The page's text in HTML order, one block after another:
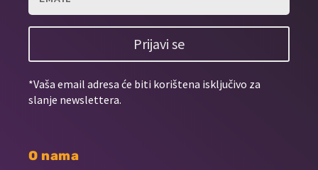
Prijavi se
*Vaša email adresa će biti korištena isključivo za
slanje newslettera.
O nama